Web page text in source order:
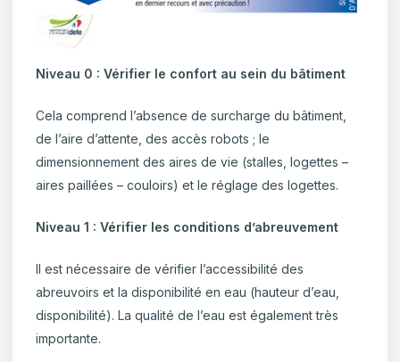
Niveau 0 : Vérifier le confort au sein du bâtiment
Cela comprend l’absence de surcharge du bâtiment,
de l’aire d’attente, des accès robots ; le
dimensionnement des aires de vie (stalles, logettes –
aires paillées – couloirs) et le réglage des logettes.
Niveau 1 : Vérifier les conditions d’abreuvement
Il est nécessaire de vérifier l’accessibilité des
abreuvoirs et la disponibilité en eau (hauteur d’eau,
disponibilité). La qualité de l’eau est également très
importante.